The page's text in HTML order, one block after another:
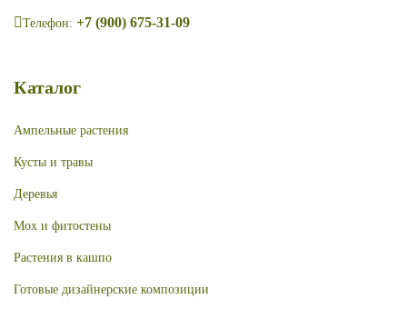
Телефон: +7 (900) 675-31-09
Каталог
Ампельные растения
Кусты и травы
Деревья
Мох и фитостены
Растения в кашпо
Готовые дизайнерские композиции